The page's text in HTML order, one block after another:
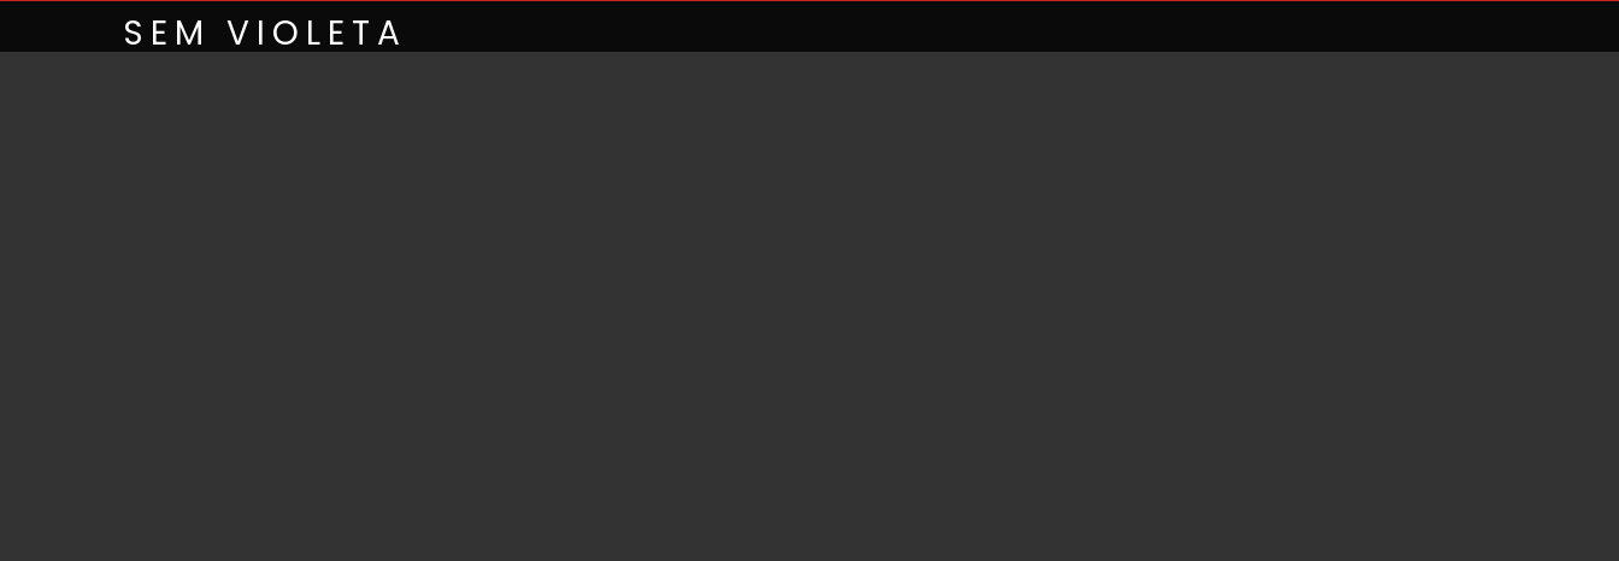
SEM VIOLETA